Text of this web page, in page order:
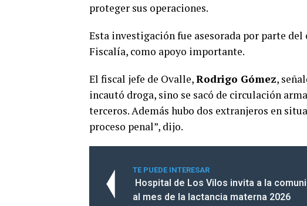
proteger sus operaciones.
Esta investigación fue asesorada por parte
Fiscalía, como apoyo importante.
El fiscal jefe de Ovalle,Rodrigo Gómez,
incautó droga, sino se sacó de circulación
terceros. Además hubo dos extranjeros en
proceso penal”, dijo.
TE PUEDE INTERESAR
Hospital de Los Vilos invita a la
al mes de la lactancia materna 2026